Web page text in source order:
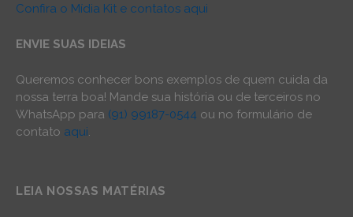
Confira o Mídia Kit e contatos aqui
ENVIE SUAS IDEIAS
Queremos conhecer bons exemplos de quem cuida da
nossa terra boa! Mande sua história ou de terceiros no
WhatsApp para (91) 99187-0544 ou no formulário de
contato aqui.
LEIA NOSSAS MATÉRIAS